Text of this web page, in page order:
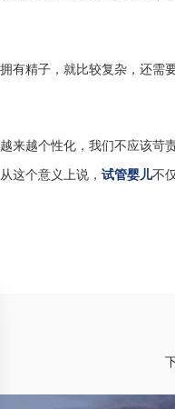
有精子，就比较复杂，还需
来越个性化，我们不应该苛
这个意义上说， 试管婴儿不